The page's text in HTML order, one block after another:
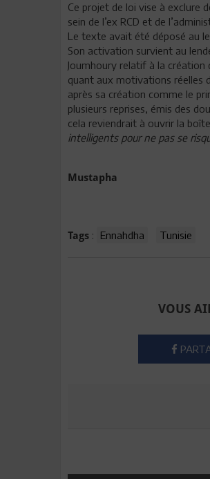
Ce projet de loi vise à exclure
sein de l’ex RCD et de
Le texte avait été déposé au
Son activation survient au
Joumhoury relatif à la
quant aux motivations réelles
après sa création comme le
plusieurs reprises, émis des
cela reviendrait à ouvrir la
intelligents pour ne pas se
Mustapha
Tags : Ennahdha Tunisie
VOUS